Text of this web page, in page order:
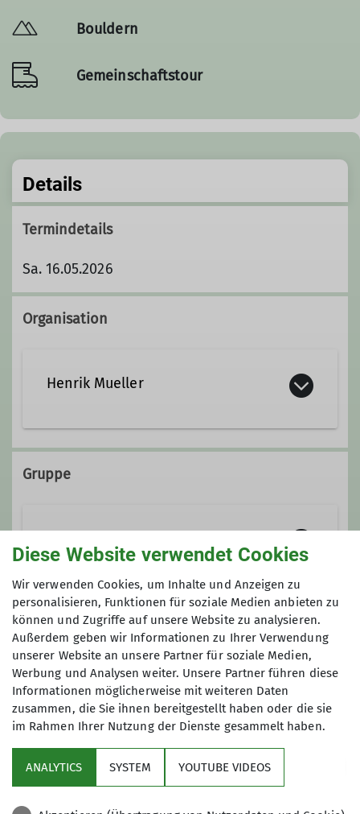
Bouldern
Gemeinschaftstour
Details
Termindetails
Sa. 16.05.2026
Organisation
Henrik Mueller
Kontakt aufnehmen
Gruppe
Hier wird alles gesammelt, was die
Sektion betrifft und keiner anderen
Gruppe zugeordnet werden kann.
Kontakt aufnehmen
Anmeldung
Anfrage senden
Sektion
Diese Website verwendet Cookies
Wir verwenden Cookies, um Inhalte und Anzeigen zu
personalisieren, Funktionen für soziale Medien anbieten zu
können und Zugriffe auf unsere Website zu analysieren.
Außerdem geben wir Informationen zu Ihrer Verwendung
unserer Website an unsere Partner für soziale Medien,
Werbung und Analysen weiter. Unsere Partner führen diese
Informationen möglicherweise mit weiteren Daten
zusammen, die Sie ihnen bereitgestellt haben oder die sie
im Rahmen Ihrer Nutzung der Dienste gesammelt haben.
ANALYTICS SYSTEM YOUTUBE VIDEOS